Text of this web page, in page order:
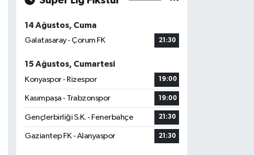
14 Ağustos, Cuma
Galatasaray - Çorum FK
21:30
15 Ağustos, Cumartesi
Konyaspor - Rizespor
19:00
Kasımpaşa - Trabzonspor 19:00
Gençlerbirliği S.K. - Fenerbahçe 21:30
Gaziantep FK - Alanyaspor 21:30